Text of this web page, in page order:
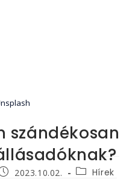
szándékosan
2023.10.02.
PostHírek